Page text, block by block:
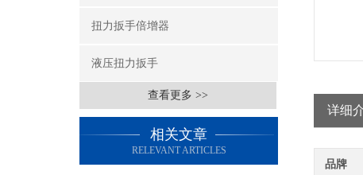
扭力扳手倍增器
液压扭力扳手
查看更多 >>
相关文章
RELEVANT ARTICLES
详细
品牌